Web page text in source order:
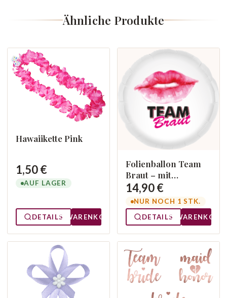
Ähnliche Produkte
Hawaiikette Pink
1,50 €
AUF LAGER
DETAILS WARENKORB
Folienballon Team
Braut – mit
Heliumfüllung
14,90 €
NUR NOCH 1 STK.
DETAILS
WARENKORB